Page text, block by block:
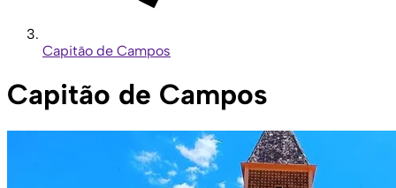
Capitão de Campos
Capitão de Campos